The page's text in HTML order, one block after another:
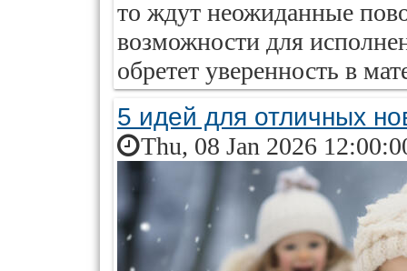
то ждут неожиданные
возможности для
обретет уверенность в
5 идей для отличных
Thu, 08 Jan 2026